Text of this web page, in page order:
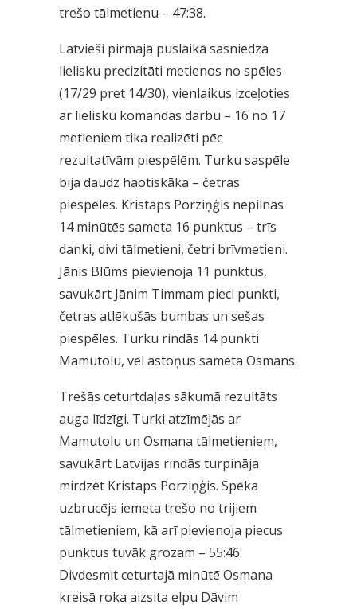
trešo tālmetienu – 47:38.
Latvieši pirmajā puslaikā sasniedza
lielisku precizitāti metienos no spēles
(17/29 pret 14/30), vienlaikus izceļoties
ar lielisku komandas darbu – 16 no 17
metieniem tika realizēti pēc
rezultatīvām piespēlēm. Turku saspēle
bija daudz haotiskāka – četras
piespēles. Kristaps Porziņģis nepilnās
14 minūtēs sameta 16 punktus – trīs
danki, divi tālmetieni, četri brīvmetieni.
Jānis Blūms pievienoja 11 punktus,
savukārt Jānim Timmam pieci punkti,
četras atlēkušās bumbas un sešas
piespēles. Turku rindās 14 punkti
Mamutolu, vēl astoņus sameta Osmans.
Trešās ceturtdaļas sākumā rezultāts
auga līdzīgi. Turki atzīmējās ar
Mamutolu un Osmana tālmetieniem,
savukārt Latvijas rindās turpināja
mirdzēt Kristaps Porziņģis. Spēka
uzbrucējs iemeta trešo no trijiem
tālmetieniem, kā arī pievienoja piecus
punktus tuvāk grozam – 55:46.
Divdesmit ceturtajā minūtē Osmana
kreisā roka aizsita elpu Dāvim